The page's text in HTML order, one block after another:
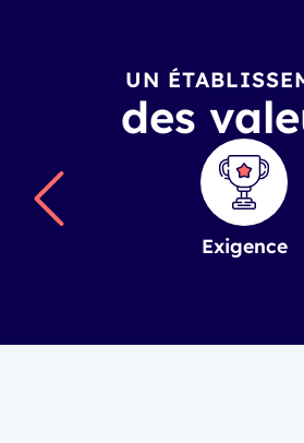
UN
des
Exigence